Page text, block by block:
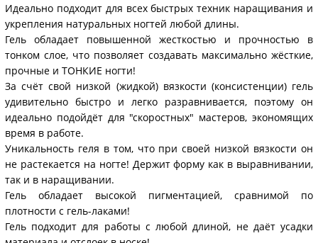
Идеально подходит для всех быстрых техник наращивания и
укрепления натуральных ногтей любой длины.
Гель обладает повышенной жесткостью и прочностью в
тонком слое, что позволяет создавать максимально жёсткие,
прочные и ТОНКИЕ ногти!
За счёт свой низкой (жидкой) вязкости (консистенции) гель
удивительно быстро и легко разравнивается, поэтому он
идеально подойдёт для "скоростных" мастеров, экономящих
время в работе.
Уникальность геля в том, что при своей низкой вязкости он
не растекается на ногте! Держит форму как в выравнивании,
так и в наращивании.
Гель обладает высокой пигментацией, сравнимой по
плотности с гель-лаками!
Гель подходит для работы с любой длиной, не даёт усадки